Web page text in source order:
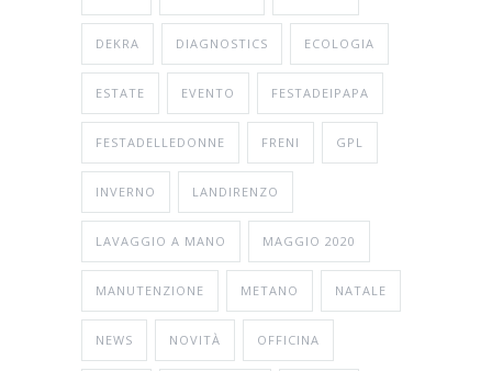
DEKRA DIAGNOSTICS ECOLOGIA
ESTATE EVENTO FESTADEIPAPA
FESTADELLEDONNE FRENI GPL
INVERNO LANDIRENZO
LAVAGGIO A MANO MAGGIO 2020
MANUTENZIONE METANO NATALE
NEWS NOVITÀ OFFICINA